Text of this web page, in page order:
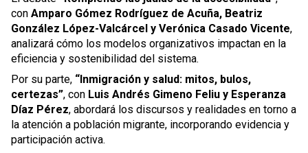
con Amparo Gómez Rodríguez de Acuña, Beatriz
González López-Valcárcel y Verónica Casado Vicente,
analizará cómo los modelos organizativos impactan en la
eficiencia y sostenibilidad del sistema.
Por su parte, “Inmigración y salud: mitos, bulos,
certezas”, con Luis Andrés Gimeno Feliu y Esperanza
Díaz Pérez, abordará los discursos y realidades en torno a
la atención a población migrante, incorporando evidencia y
participación activa.